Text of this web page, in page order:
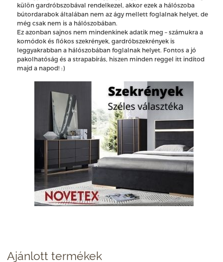
külön gardróbszobával rendelkezel, akkor ezek a hálószoba
bútordarabok általában nem az ágy mellett foglalnak helyet, de
még csak nem is a hálószobában.
Ez azonban sajnos nem mindenkinek adatik meg – számukra a
komódok és fiókos szekrények, gardróbszekrények is
leggyakrabban a hálószobában foglalnak helyet. Fontos a jó
pakolhatóság és a strapabírás, hiszen minden reggel itt indítod
majd a napod! :)
Ajánlott termékek